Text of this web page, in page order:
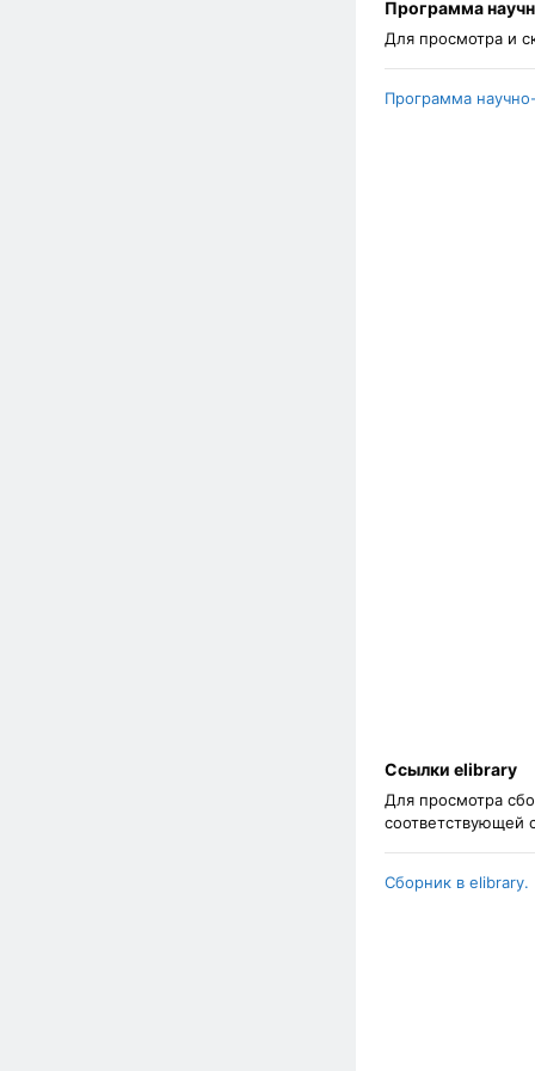
Программа
Для просмотра и
Программа
Ссылки elibrary
Для просмотра
соответствующей
Сборник в elibrary.